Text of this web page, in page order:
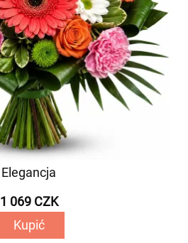
Elegancja
1 069 CZK
Kupić